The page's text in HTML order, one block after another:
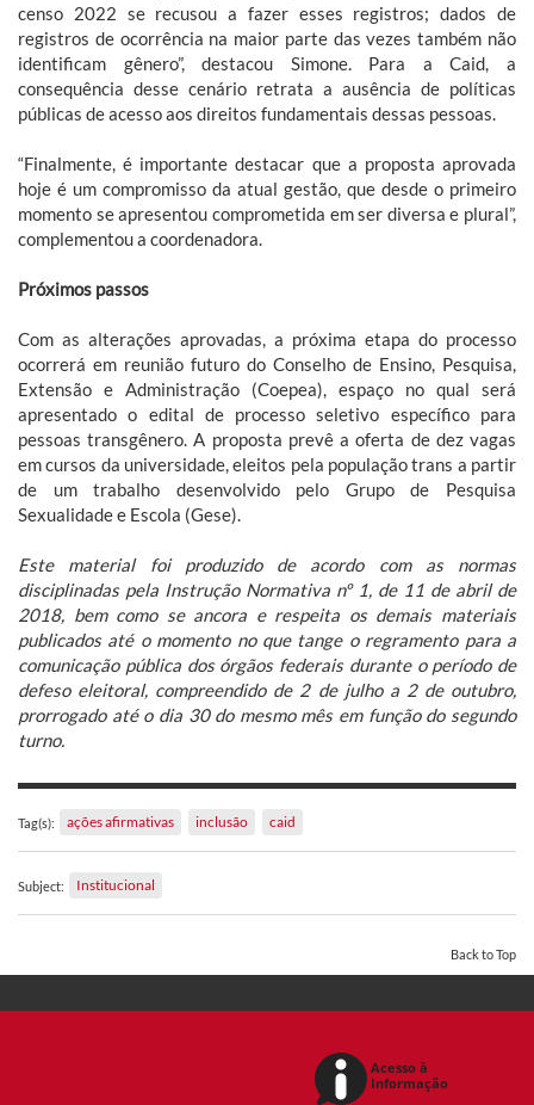
censo 2022 se recusou a fazer esses registros; dados de
registros de ocorrência na maior parte das vezes também não
identificam gênero”, destacou Simone. Para a Caid, a
consequência desse cenário retrata a ausência de políticas
públicas de acesso aos direitos fundamentais dessas pessoas.
“Finalmente, é importante destacar que a proposta aprovada
hoje é um compromisso da atual gestão, que desde o primeiro
momento se apresentou comprometida em ser diversa e plural”,
complementou a coordenadora.
Próximos passos
Com as alterações aprovadas, a próxima etapa do processo
ocorrerá em reunião futuro do Conselho de Ensino, Pesquisa,
Extensão e Administração (Coepea), espaço no qual será
apresentado o edital de processo seletivo específico para
pessoas transgênero. A proposta prevê a oferta de dez vagas
em cursos da universidade, eleitos pela população trans a partir
de um trabalho desenvolvido pelo Grupo de Pesquisa
Sexualidade e Escola (Gese).
Este material foi produzido de acordo com as normas
disciplinadas pela Instrução Normativa nº 1, de 11 de abril de
2018, bem como se ancora e respeita os demais materiais
publicados até o momento no que tange o regramento para a
comunicação pública dos órgãos federais durante o período de
defeso eleitoral, compreendido de 2 de julho a 2 de outubro,
prorrogado até o dia 30 do mesmo mês em função do segundo
turno.
Tag(s): ações afirmativas inclusão caid
Subject: Institucional
Back to Top